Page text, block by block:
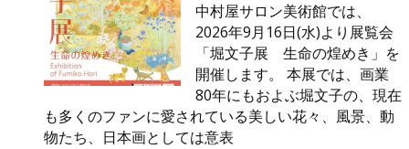
中村屋サロン美術館では、
2026年9月16日(水)より展覧会
「堀文子展 生命の煌めき」を
開催します。 本展では、画業
80年にもおよぶ堀文子の、現在
も多くのファンに愛されている美しい花々、風景、動
物たち、日本画としては意表